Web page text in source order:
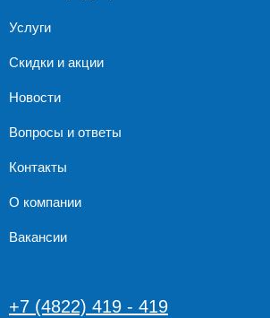
Услуги
Скидки и акции
Новости
Вопросы и ответы
Контакты
О компании
Вакансии
+7 (4822) 419 - 419